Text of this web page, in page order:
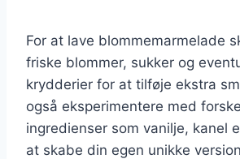
For at lave blommemarmelade
friske blommer, sukker og
krydderier for at tilføje ekstra
også eksperimentere med
ingredienser som vanilje, kanel
at skabe din egen unikke